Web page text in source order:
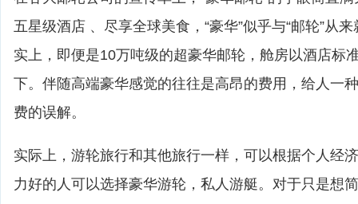
五星级酒店 、尽享全球美食，“豪华”似乎与“邮轮”从
实上，即便是10万吨级的超豪华邮轮，舱房以酒店标
下。伴随高端豪华感觉的往往是高昂的费用，给人一
费的误解。
实际上，游轮旅行和其他旅行一样，可以根据个人经
力好的人可以选择豪华游轮，私人游艇。对于只是想